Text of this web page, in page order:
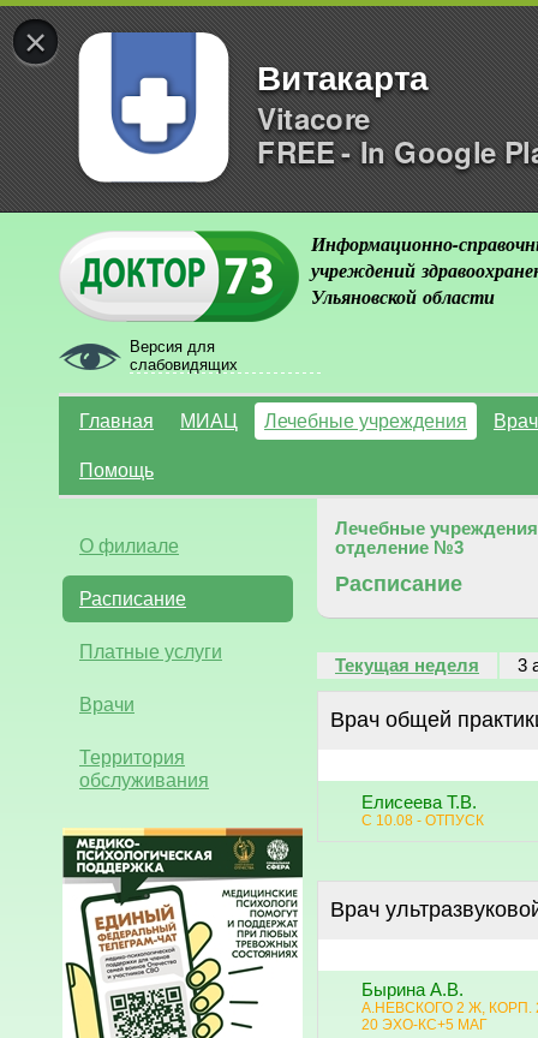
×
Витакарта
Vitacore
FREE - In Google
Версия для
слабовидящих
Информационно-
учреждений
Ульяновской области
Главная МИАЦ Лечебные учреждения
Помощь
О филиале
Расписание
Платные услуги
Врачи
Территория
обслуживания
Лечебные учреждения
отделение №3
Расписание
Текущая неделя 3
Врач общей
Елисеева Т.В.
С 10.08 - ОТПУСК
Врач
Бырина А.В.
А.НЕВСКОГО 2 Ж, КОРП.
20 ЭХО-КС+5 МАГ